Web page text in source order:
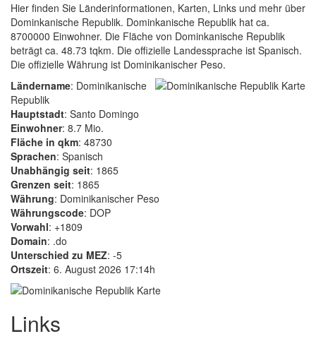
Hier finden Sie Länderinformationen, Karten, Links und mehr über
Dominkanische Republik. Dominkanische Republik hat ca.
8700000 Einwohner. Die Fläche von Dominkanische Republik
beträgt ca. 48.73 tqkm. Die offizielle Landessprache ist Spanisch.
Die offizielle Währung ist Dominikanischer Peso.
Ländername: Dominikanische
Republik
Hauptstadt: Santo Domingo
Einwohner: 8.7 Mio.
Fläche in qkm: 48730
Sprachen: Spanisch
Unabhängig seit: 1865
Grenzen seit: 1865
Währung: Dominikanischer Peso
Währungscode: DOP
Vorwahl: +1809
Domain: .do
Unterschied zu MEZ: -5
Ortszeit: 6. August 2026 17:14h
Links